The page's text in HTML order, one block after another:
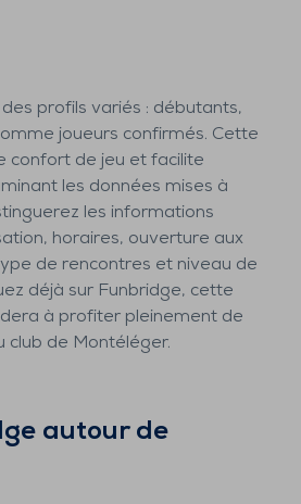
des profils variés : débutants,
joueurs confirmés. Cette
confort de jeu et facilite
les données mises à
les informations
horaires, ouverture aux
de rencontres et niveau de
déjà sur Funbridge, cette
à profiter pleinement de
club de Montéléger.
autour de